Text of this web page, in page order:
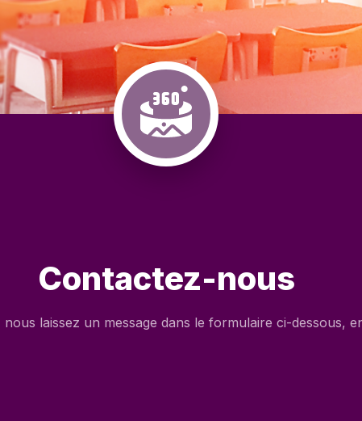
Contactez-nous
laissez un message dans le formulaire ci-dessous,